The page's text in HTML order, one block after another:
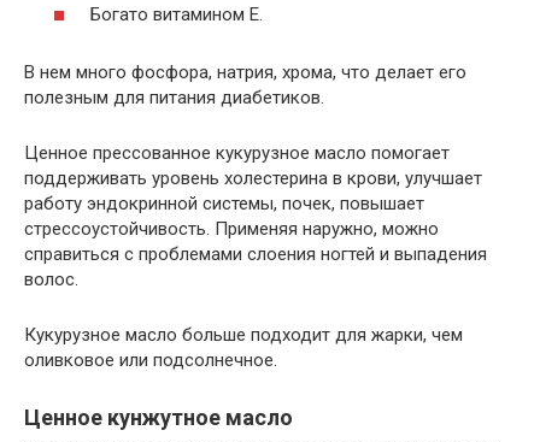
Богато витамином Е.
В нем много фосфора, натрия, хрома, что делает его
полезным для питания диабетиков.
Ценное прессованное кукурузное масло помогает
поддерживать уровень холестерина в крови, улучшает
работу эндокринной системы, почек, повышает
стрессоустойчивость. Применяя наружно, можно
справиться с проблемами слоения ногтей и выпадения
волос.
Кукурузное масло больше подходит для жарки, чем
оливковое или подсолнечное.
Ценное кунжутное масло